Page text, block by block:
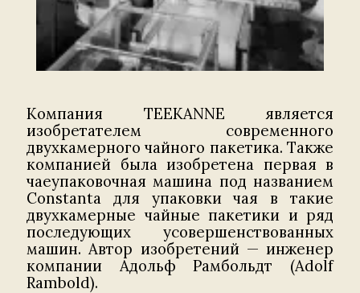
Компания TEEKANNE является
изобретателем современного
двухкамерного чайного пакетика. Также
компанией была изобретена первая в
чаеупаковочная машина под названием
Constanta для упаковки чая в такие
двухкамерные чайные пакетики и ряд
последующих усовершенствованных
машин. Автор изобретений — инженер
компании Адольф Рамбольдт (Adolf
Rambold).